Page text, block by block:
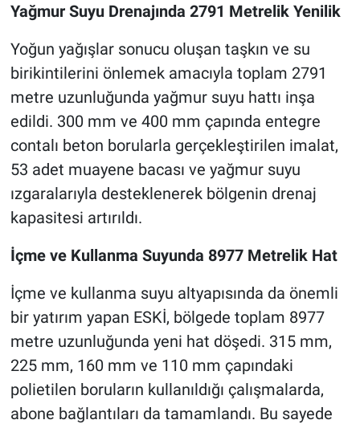
Yağmur Suyu Drenajında 2791 Metrelik Yenilik
Yoğun yağışlar sonucu oluşan taşkın ve su
birikintilerini önlemek amacıyla toplam 2791
metre uzunluğunda yağmur suyu hattı inşa
edildi. 300 mm ve 400 mm çapında entegre
contalı beton borularla gerçekleştirilen imalat,
53 adet muayene bacası ve yağmur suyu
ızgaralarıyla desteklenerek bölgenin drenaj
kapasitesi artırıldı.
İçme ve Kullanma Suyunda 8977 Metrelik Hat
İçme ve kullanma suyu altyapısında da önemli
bir yatırım yapan ESKİ, bölgede toplam 8977
metre uzunluğunda yeni hat döşedi. 315 mm,
225 mm, 160 mm ve 110 mm çapındaki
polietilen boruların kullanıldığı çalışmalarda,
abone bağlantıları da tamamlandı. Bu sayede